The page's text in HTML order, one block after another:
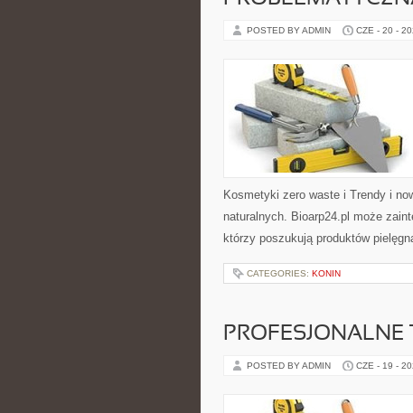
POSTED BY ADMIN CZE - 20 -
Kosmetyki zero waste i Trendy i
naturalnych. Bioarp24.pl może
którzy poszukują produktów
CATEGORIES: KONIN
POSTED BY ADMIN CZE - 19 -